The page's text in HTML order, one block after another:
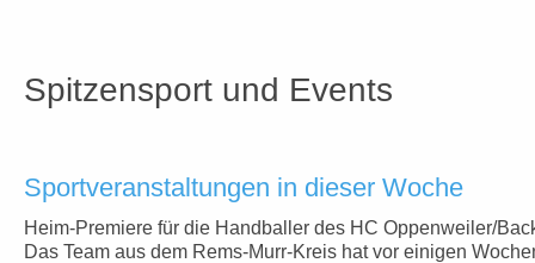
Spitzensport und Events
Sportveranstaltungen in dieser Woche
Heim-Premiere für die Handballer des HC Oppenweiler/
Das Team aus dem Rems-Murr-Kreis hat vor einigen